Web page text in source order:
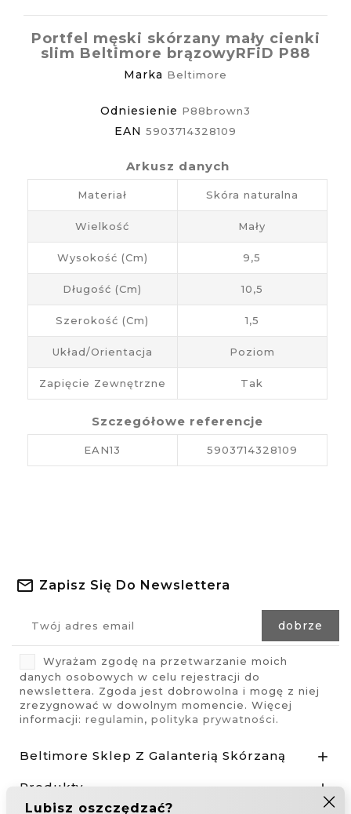
Portfel męski skórzany mały cienki
slim Beltimore brązowyRFiD P88
Marka Beltimore
Odniesienie P88brown3
EAN 5903714328109
Arkusz danych
Materiał Skóra naturalna
Wielkość Mały
Wysokość (cm) 9,5
Długość (cm) 10,5
Szerokość (cm) 1,5
Układ/Orientacja Poziom
Zapięcie Zewnętrzne Tak
Szczegółowe referencje
EAN13 5903714328109
Zapisz Się Do Newslettera
Wyrażam zgodę na przetwarzanie moich
danych osobowych w celu rejestracji do
newslettera. Zgoda jest dobrowolna i mogę z niej
zrezygnować w dowolnym momencie. Więcej
informacji: regulamin, polityka prywatności.
Beltimore Sklep Z Galanterią Skórzaną 
Produkty 